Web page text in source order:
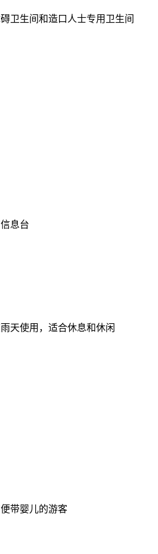
卫生间和造口人士专用卫生间
息台
天使用，适合休息和休闲
带婴儿的游客